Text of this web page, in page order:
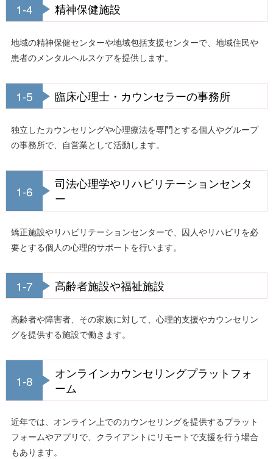
1-4 精神保健施設
地域の精神保健センターや地域包括支援センターで、地域住民や
患者のメンタルヘルスケアを提供します。
1-5 臨床心理士・カウンセラーの事務所
独立したカウンセリングや心理療法を専門とする個人やグループ
の事務所で、自営業として活動します。
1-6
司法心理学やリハビリテーションセンタ
ー
矯正施設やリハビリテーションセンターで、囚人やリハビリを必
要とする個人の心理的サポートを行います。
1-7 高齢者施設や福祉施設
高齢者や障害者、その家族に対して、心理的支援やカウンセリン
グを提供する施設で働きます。
1-8
オンラインカウンセリングプラットフォ
ーム
近年では、オンライン上でのカウンセリングを提供するプラット
フォームやアプリで、クライアントにリモートで支援を行う場合
もあります。